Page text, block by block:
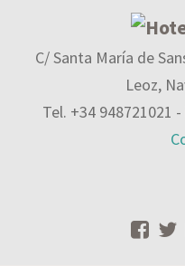
C/ Santa María de
Leoz,
Tel. +34 948721021 -